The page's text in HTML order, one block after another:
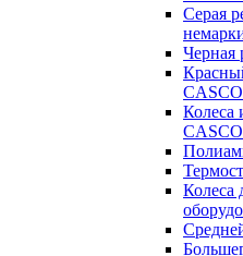
Серая
Черная
Колеса
Колеса